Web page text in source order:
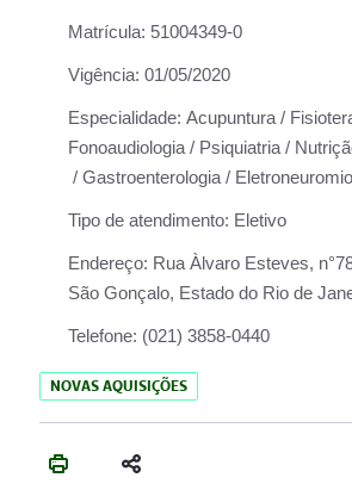
Matrícula: 51004349-0
Vigência: 01/05/2020
Especialidade: Acupuntura /
Fonoaudiologia / Psiquiatria /
/ Gastroenterologia /
Tipo de atendimento: Eletivo
Endereço: Rua Àlvaro Esteves,
São Gonçalo, Estado do Rio de
Telefone: (021) 3858-0440
NOVAS AQUISIÇÕES